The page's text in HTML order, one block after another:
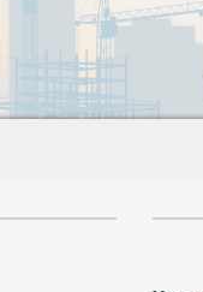
День полного
Весны и Труда
Победы!
День